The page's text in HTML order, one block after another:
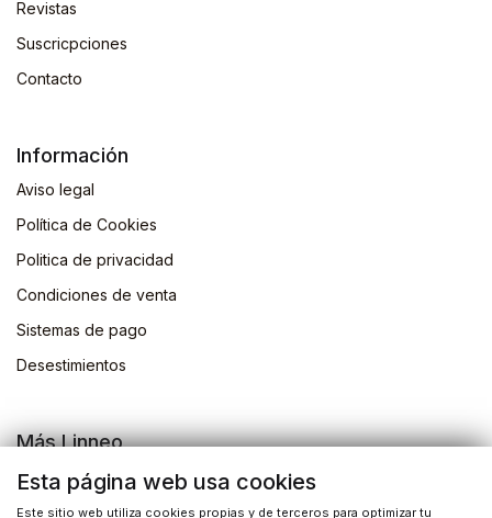
Revistas
Suscricpciones
Contacto
Información
Aviso legal
Política de Cookies
Politica de privacidad
Condiciones de venta
Sistemas de pago
Desestimientos
Más Linneo
Blog
Actividades
Esta página web usa cookies
Este sitio web utiliza cookies propias y de terceros para optimizar tu